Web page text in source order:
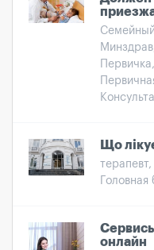
Що
Головная
онлайн